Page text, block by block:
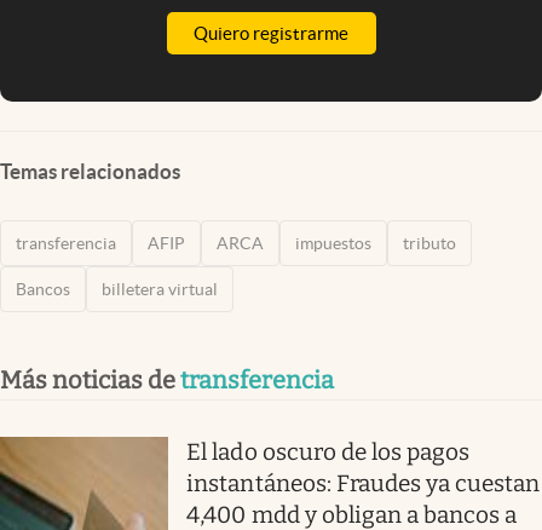
Quiero registrarme
Temas relacionados
transferencia AFIP ARCA impuestos tributo
Bancos billetera virtual
Más noticias detransferencia
El lado oscuro de los pagos
instantáneos: Fraudes ya cuestan
4,400 mdd y obligan a bancos a